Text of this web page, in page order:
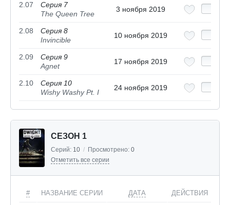
2.07
Серия 7
The Queen Tree
3 ноября 2019
2.08
Серия 8
Invincible
10 ноября 2019
2.09
Серия 9
Agnet
17 ноября 2019
2.10
Серия 10
Wishy Washy Pt. I
24 ноября 2019
СЕЗОН 1
Серий: 10 / Просмотрено: 0
Отметить все серии
# НАЗВАНИЕ СЕРИИ ДАТА ДЕЙСТВИЯ